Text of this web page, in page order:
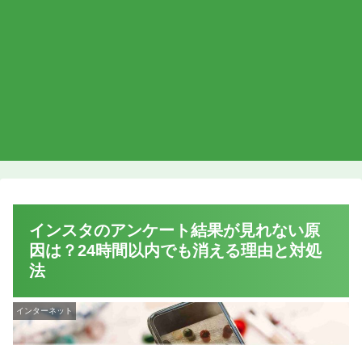
インスタのアンケート結果が見れない原
因は？24時間以内でも消える理由と対処
法
インターネット